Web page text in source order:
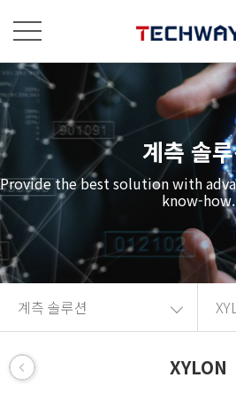
계측 솔
Provide the best solution with
know-how.
계측 솔루션
XYLON